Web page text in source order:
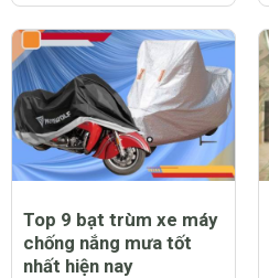
Top 9 bạt trùm xe máy
chống nắng mưa tốt
nhất hiện nay